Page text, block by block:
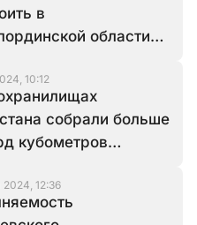
в
области
10:12
собрали больше
кубометров
2024, 12:36